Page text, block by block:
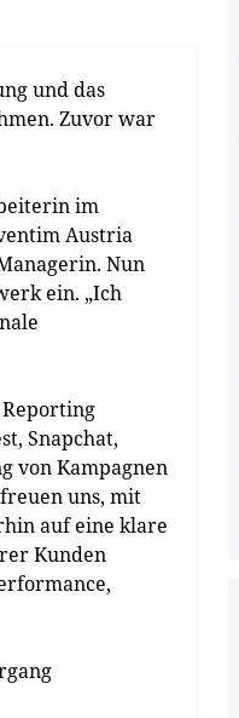
und das
Zuvor war
im
Austria
Nun
ein. „Ich
Snapchat,
von Kampagnen
uns, mit
auf eine klare
Kunden